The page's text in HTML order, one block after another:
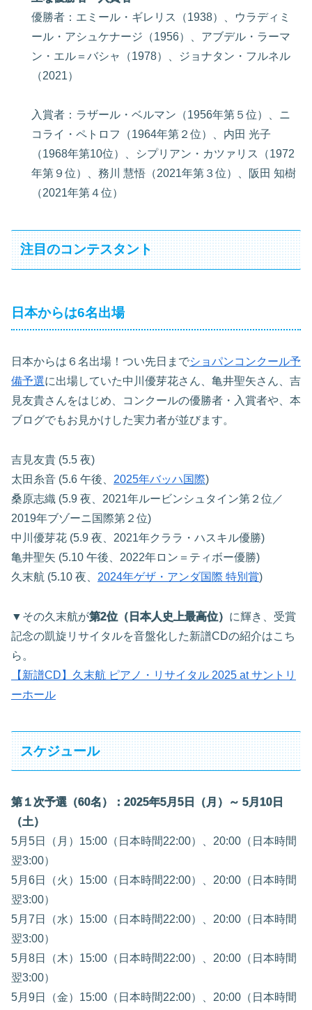
優勝者：エミール・ギレリス（1938）、ウラディミ
ール・アシュケナージ（1956）、アブデル・ラーマ
ン・エル＝バシャ（1978）、ジョナタン・フルネル
（2021）
入賞者：ラザール・ベルマン（1956年第５位）、ニ
コライ・ペトロフ（1964年第２位）、内田 光子
（1968年第10位）、シプリアン・カツァリス（1972
年第９位）、務川 慧悟（2021年第３位）、阪田 知樹
（2021年第４位）
注目のコンテスタント
日本からは6名出場
日本からは６名出場！つい先日までショパンコンクール予
備予選に出場していた中川優芽花さん、亀井聖矢さん、吉
見友貴さんをはじめ、コンクールの優勝者・入賞者や、本
ブログでもお見かけした実力者が並びます。
吉見友貴 (5.5 夜)
太田糸音 (5.6 午後、 2025年バッハ国際)
桑原志織 (5.9 夜、2021年ルービンシュタイン第２位／
2019年ブゾーニ国際第２位)
中川優芽花 (5.9 夜、2021年クララ・ハスキル優勝)
亀井聖矢 (5.10 午後、2022年ロン＝ティボー優勝)
久末航 (5.10 夜、 2024年ゲザ・アンダ国際 特別賞)
▼その久末航が第2位（日本人史上最高位） に輝き、受賞
記念の凱旋リサイタルを音盤化した新譜CDの紹介はこち
ら。
【新譜CD】久末航 ピアノ・リサイタル 2025 at サントリ
ーホール
スケジュール
第１次予選（60名）：2025年5月5日（月）～ 5月10日
（土）
5月5日（月）15:00（日本時間22:00）、20:00（日本時間
翌3:00）
5月6日（火）15:00（日本時間22:00）、20:00（日本時間
翌3:00）
5月7日（水）15:00（日本時間22:00）、20:00（日本時間
翌3:00）
5月8日（木）15:00（日本時間22:00）、20:00（日本時間
翌3:00）
5月9日（金）15:00（日本時間22:00）、20:00（日本時間